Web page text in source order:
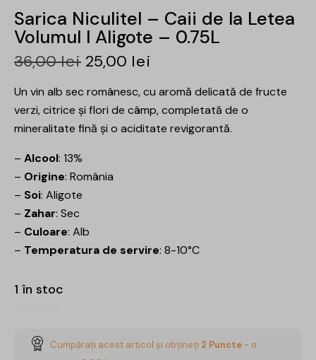
Sarica Niculitel – Caii de la Letea
Volumul I Aligote – 0.75L
36,00lei 25,00 lei
Un vin alb sec românesc, cu aromă delicată de fructe
verzi, citrice şi flori de câmp, completată de o
mineralitate fină și o aciditate revigorantă.
– Alcool: 13%
– Origine: România
– Soi: Aligote
– Zahar: Sec
– Culoare: Alb
– Temperatura de servire: 8-10°C
1 în stoc
Cumpărați acest articol și obțineți 2 Puncte - o